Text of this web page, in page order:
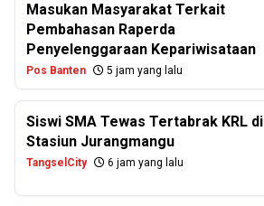
Masukan Masyarakat Terkait
Pembahasan Raperda
Penyelenggaraan Kepariwisataan
Pos Banten 5 jam yang lalu
Siswi SMA Tewas Tertabrak KRL di
Stasiun Jurangmangu
TangselCity 6 jam yang lalu